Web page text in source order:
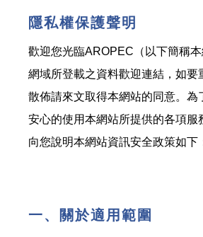
隱私權保護聲明
歡迎您光臨AROPEC（以下簡稱
網域所登載之資料歡迎連結，如要
散佈請來文取得本網站的同意。為
安心的使用本網站所提供的各項服
向您說明本網站資訊安全政策如下
一、關於適用範圍